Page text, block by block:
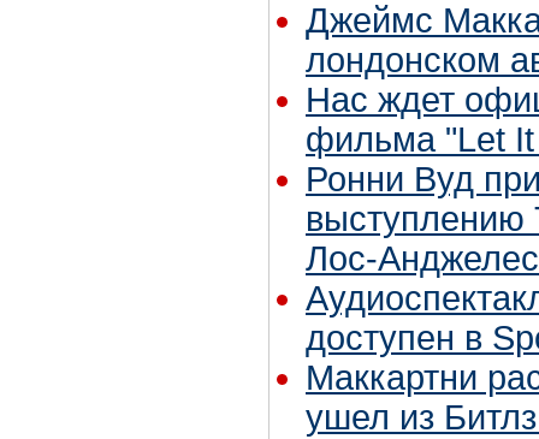
Джеймс
лондонском
Нас ждет
фильма "Let It
Ронни Вуд
выступлению
Лос-
доступен в
Маккартни
ушел из